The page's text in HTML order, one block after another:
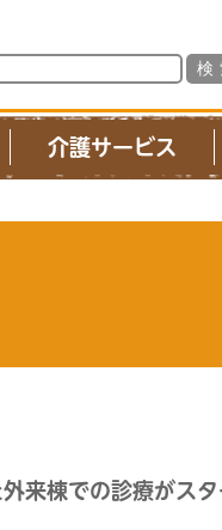
介護サービス
来棟での診療がスタ